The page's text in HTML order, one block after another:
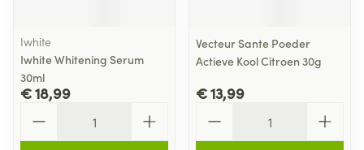
Iwhite
Iwhite Whitening Serum
30ml
€ 18,99
Vecteur Sante Poeder
Actieve Kool Citroen 30g
€ 13,99